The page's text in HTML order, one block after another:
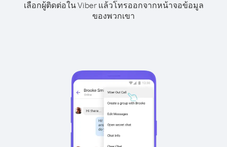
เลือกผู้ติดต่อใน Viber แล้วโทรออกจากหน้าจอข้อมูล
ของพวกเขา